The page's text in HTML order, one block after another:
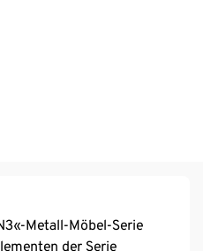
Metall-Möbel-Serie
der Serie